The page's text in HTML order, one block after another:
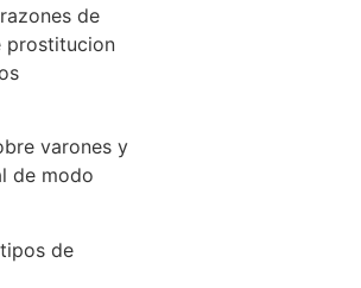
de
prostitucion
varones y
de modo
de